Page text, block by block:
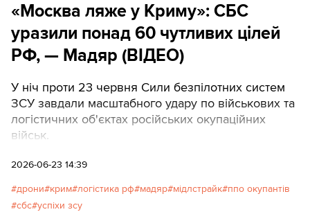
«Москва ляже у Криму»: СБС
уразили понад 60 чутливих цілей
РФ, — Мадяр (ВІДЕО)
У ніч проти 23 червня Сили безпілотних систем
ЗСУ завдали масштабного удару по військових та
логістичних об'єктах російських окупаційних
військ.
2026-06-23 14:39
дрони крим логістика рф мадяр мідлстрайк ппо окупантів
сбс успіхи зсу